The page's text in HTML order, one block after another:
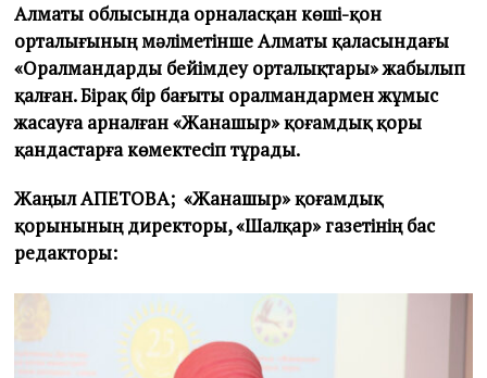
Алматы облысында орналасқан көші-қон
орталығының мәліметінше Алматы қаласындағы
«Оралмандарды бейімдеу орталықтары» жабылып
қалған. Бірақ бір бағыты оралмандармен жұмыс
жасауға арналған «Жанашыр» қоғамдық қоры
қандастарға көмектесіп тұрады.
Жаңыл АПЕТОВА; «Жанашыр» қоғамдық
қорынының директоры, «Шалқар» газетінің бас
редакторы: